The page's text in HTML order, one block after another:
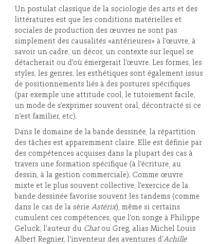
Un postulat classique de la sociologie des arts et des
littératures est que les conditions matérielles et
sociales de production des œuvres ne sont pas
simplement des causalités «antérieures» à l’œuvre, à
savoir un cadre, un décor, un contexte sur lequel se
détacherait ou d’où émergerait l’œuvre. Les formes, les
styles, les genres, les esthétiques sont également issus
de positionnements liés à des postures spécifiques
(par exemple une attitude cool, le tutoiement facile,
un mode de s’exprimer souvent oral, décontracté si ce
n’est familier, etc).
Dans le domaine de la bande dessinée, la répartition
des tâches est apparemment claire. Elle est définie par
des compétences acquises dans la plupart des cas à
travers une formation spécifique (à l’écriture, au
dessin, à la gestion commerciale). Comme œuvre
mixte et le plus souvent collective, l’exercice de la
bande dessinée favorise souvent les tandems (comme
dans le cas de la série Astérix), même si certains
cumulent ces compétences, que l’on songe à Philippe
Geluck, l’auteur du Chatou Greg, alias Michel Louis
Albert Regnier, l’inventeur des aventures d’Achille